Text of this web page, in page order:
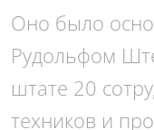
Оно было
Рудольфом
штате 20
техников и